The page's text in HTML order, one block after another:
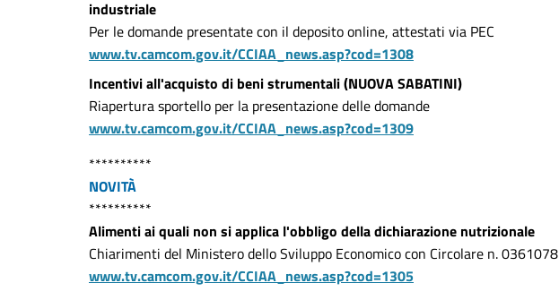
industriale
Per le domande presentate con il deposito online, attestati via PEC
www.tv.camcom.gov.it/CCIAA_news.asp?cod=1308
Incentivi all'acquisto di beni strumentali (NUOVA SABATINI)
Riapertura sportello per la presentazione delle domande
www.tv.camcom.gov.it/CCIAA_news.asp?cod=1309
**********
NOVITÀ
**********
Alimenti ai quali non si applica l'obbligo della dichiarazione nutrizionale
Chiarimenti del Ministero dello Sviluppo Economico con Circolare n. 0361078
www.tv.camcom.gov.it/CCIAA_news.asp?cod=1305